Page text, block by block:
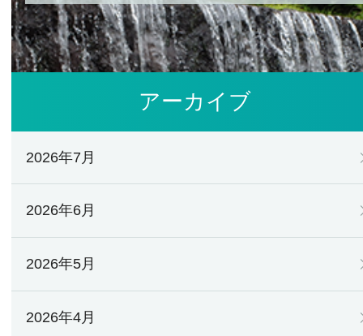
アーカイブ
2026年7月
2026年6月
2026年5月
2026年4月